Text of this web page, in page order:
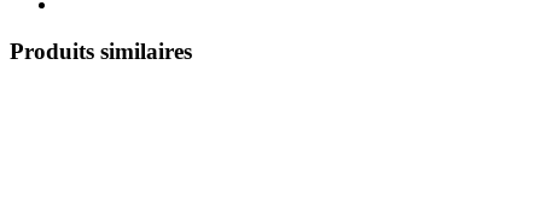
Produits similaires